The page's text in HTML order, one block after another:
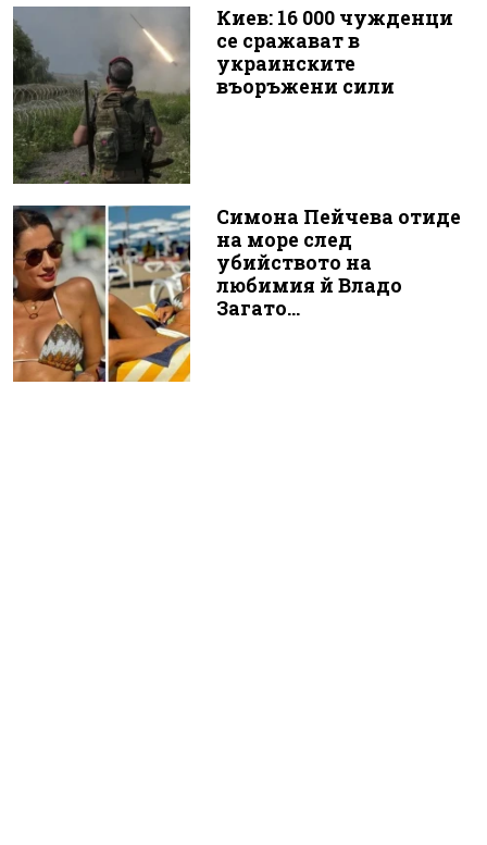
Киев: 16 000 чужденци
се сражават в
украинските
въоръжени сили
Симона Пейчева отиде
на море след
убийството на
любимия й Владо
Загато...